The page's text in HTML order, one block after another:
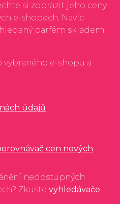
si zobrazit jeho ceny
e-shopech. Navíc
parfém skladem
e-shopu a
údajů
cen nových
nedostupných
Zkuste vyhledávače